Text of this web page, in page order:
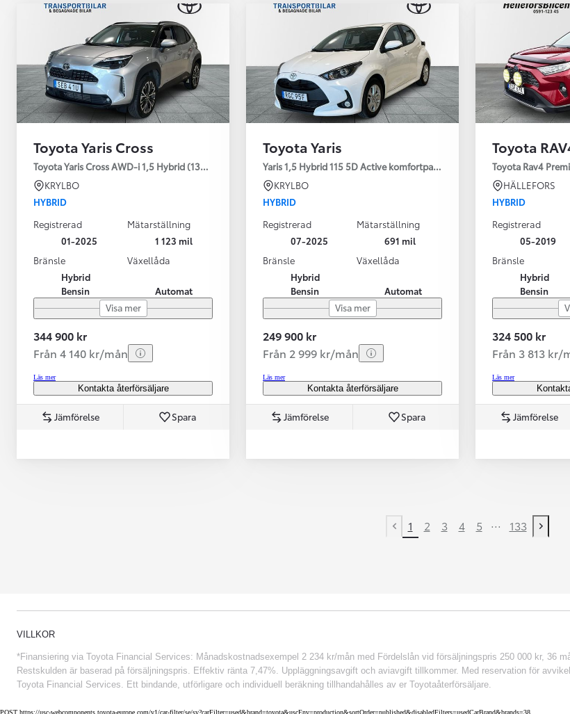
Toyota Yaris Cross
Toyota Yaris Cross AWD-i 1,5 Hybrid (130HK) Style V-hjul
KRYLBO
HYBRID
Registrerad
01-2025
Mätarställning
1 123 mil
Bränsle
Hybrid
Bensin
Växellåda
Automat
Visa mer
344 900 kr
Från 4 140 kr/mån
Läs mer
Kontakta återförsäljare
Jämförelse Spara
Toyota Yaris
Yaris 1,5 Hybrid 115 5D Active komfortpaket
KRYLBO
HYBRID
Registrerad
07-2025
Mätarställning
691 mil
Bränsle
Hybrid
Bensin
Växellåda
Automat
Visa mer
249 900 kr
Från 2 999 kr/mån
Läs mer
Kontakta återförsäljare
Jämförelse Spara
Toyota
Toyota Rav4
HÄLLEFORS
HYBRID
Registrerad
05-2019
Bränsle
Hybrid
Bensin
324 500 kr
Från 3 813 kr/
Läs mer
Jämförelse
Previous page
1 2 3 4 5 ... 133
Next
VILLKOR
*Finansiering via Toyota Financial Services: Månadskostnadsexempel 2 234 kr/mån med Fördelslån vid försäljningspris 250 000 kr, 36
Restskulden är baserad på försäljningspris. Effektiv ränta 7,47%. Uppläggningsavgift och aviavgift tillkommer. Med reservation för
Toyota Financial Services. Ett bindande, utförligare och individuell beräkning tillhandahålles av er Toyotaåterförsäljare.
POST https://usc-webcomponents.toyota-europe.com/v1/car-filter/se/sv?carFilter=used&brand=toyota&uscEnv=production&sortOrder=published&disabledFilters=usedCarBrand&brands=38